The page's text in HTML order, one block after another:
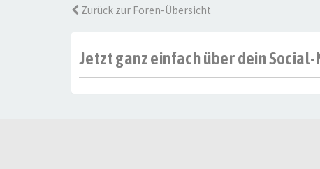
Zurück zur Foren-Übersicht
Jetzt ganz einfach über dein